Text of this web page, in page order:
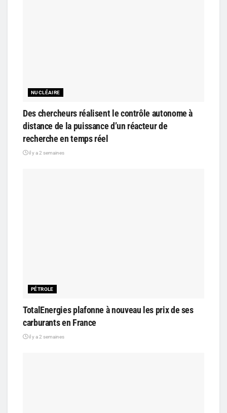
NUCLÉAIRE
Des chercheurs réalisent le contrôle autonome à
distance de la puissance d’un réacteur de
recherche en temps réel
il y a 2 semaines
PÉTROLE
TotalEnergies plafonne à nouveau les prix de ses
carburants en France
il y a 2 semaines